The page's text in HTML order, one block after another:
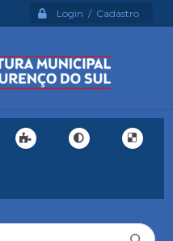
Login / Cadastro